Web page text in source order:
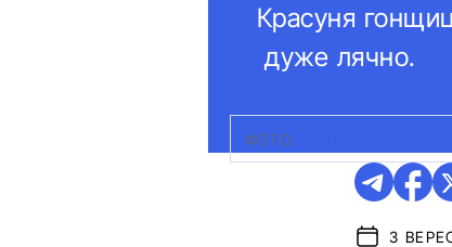
Красуня
дуже лячно.
ФОТО:
3